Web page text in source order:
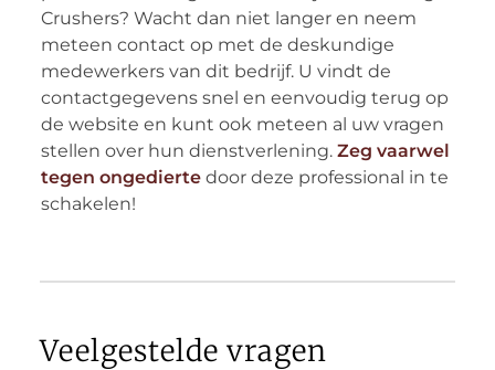
Crushers? Wacht dan niet langer en neem
meteen contact op met de deskundige
medewerkers van dit bedrijf. U vindt de
contactgegevens snel en eenvoudig terug op
de website en kunt ook meteen al uw vragen
stellen over hun dienstverlening. Zeg vaarwel
tegen ongediertedoor deze professional in te
schakelen!
Veelgestelde vragen